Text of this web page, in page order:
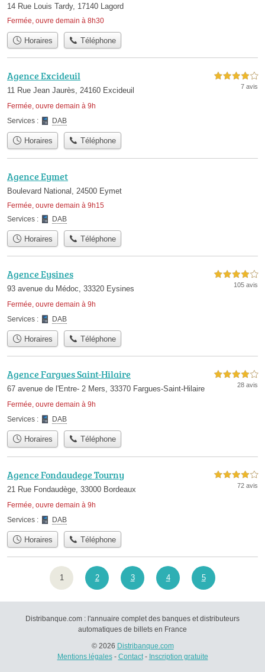
14 Rue Louis Tardy, 17140 Lagord
Fermée, ouvre demain à 8h30
Horaires Téléphone
Agence Excideuil
11 Rue Jean Jaurès, 24160 Excideuil
Fermée, ouvre demain à 9h
4,0 étoiles sur 5
7 avis
Services : DAB
Horaires Téléphone
Agence Eymet
Boulevard National, 24500 Eymet
Fermée, ouvre demain à 9h15
Services :
DAB
Horaires Téléphone
Agence Eysines
93 avenue du Médoc, 33320 Eysines
Fermée, ouvre demain à 9h
4,0 étoiles sur 5
105 avis
Services : DAB
Horaires Téléphone
Agence Fargues Saint-Hilaire
67 avenue de l'Entre- 2 Mers, 33370 Fargues-Saint-Hilaire
Fermée, ouvre demain à 9h
4,0 étoiles sur 5
28 avis
Services : DAB
Horaires Téléphone
Agence Fondaudege Tourny
21 Rue Fondaudège, 33000 Bordeaux
Fermée, ouvre demain à 9h
4,0 étoiles sur 5
72 avis
Services : DAB
Horaires Téléphone
1 2 3 4 5
Distribanque.com : l'annuaire complet des banques et distributeurs
automatiques de billets en France
© 2026 Distribanque.com
Mentions légales- Contact- Inscription gratuite